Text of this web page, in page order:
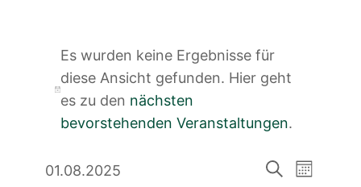
Hinweis
Es wurden keine Ergebnisse für
diese Ansicht gefunden. Hier geht
es zu den nächsten
bevorstehenden Veranstaltungen.
Monat
01.08.2025